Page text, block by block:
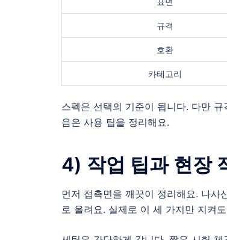
규격
호환
카테고리
스펙은 선택의 기준이 됩니다. 다만
음은 사용 팁을 정리해요.
4) 작업 팁과 현장
먼저 접촉면을 깨끗이 정리해요. 나
로 올려요. 실제로 이 세 가지만 지켜